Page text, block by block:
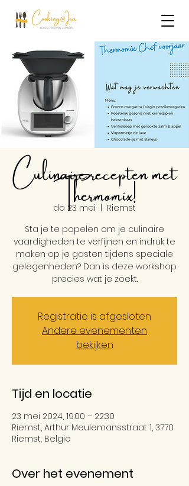
Culinaire recepten met
Thermomix!
do 23 mei
Riemst
Sta je te popelen om je culinaire
vaardigheden te verfijnen en indruk te
maken op je gasten tijdens speciale
gelegenheden? Dan is deze workshop
precies wat je zoekt.
Registratie is afgesloten
Andere evenementen
bekijken
Tijd en locatie
23 mei 2024, 19:00 – 22:30
Riemst, Arthur Meulemansstraat 1, 3770
Riemst, België
Over het evenement